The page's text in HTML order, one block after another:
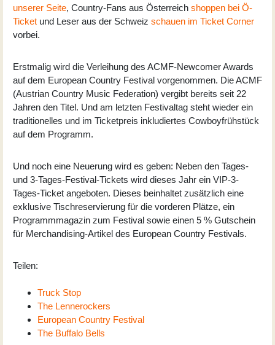
unserer Seite, Country-Fans aus Österreich shoppen bei Ö-
Ticket und Leser aus der Schweiz schauen im Ticket Corner
vorbei.
Erstmalig wird die Verleihung des ACMF-Newcomer Awards
auf dem European Country Festival vorgenommen. Die ACMF
(Austrian Country Music Federation) vergibt bereits seit 22
Jahren den Titel. Und am letzten Festivaltag steht wieder ein
traditionelles und im Ticketpreis inkludiertes Cowboyfrühstück
auf dem Programm.
Und noch eine Neuerung wird es geben: Neben den Tages-
und 3-Tages-Festival-Tickets wird dieses Jahr ein VIP-3-
Tages-Ticket angeboten. Dieses beinhaltet zusätzlich eine
exklusive Tischreservierung für die vorderen Plätze, ein
Programmmagazin zum Festival sowie einen 5 % Gutschein
für Merchandising-Artikel des European Country Festivals.
Teilen:
Truck Stop
The Lennerockers
European Country Festival
The Buffalo Bells